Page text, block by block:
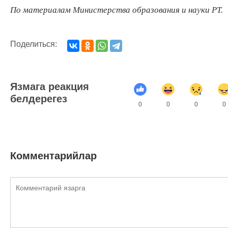
По материалам Министерства образования и науки РТ.
Поделиться:
Язмага реакция
белдерегез
0 0 0 0
Комментарийлар